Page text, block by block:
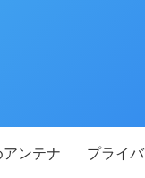
ンテナ プライ